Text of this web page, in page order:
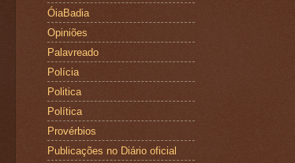
ÓiaBadia
Opiniões
Palavreado
Polícia
Politica
Política
Provérbios
Publicações no Diário oficial